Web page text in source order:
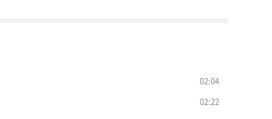
02:04
02:22